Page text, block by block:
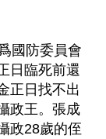
國防委員會
日臨死前還
正日找不出
政王。張成
政28歲的侄